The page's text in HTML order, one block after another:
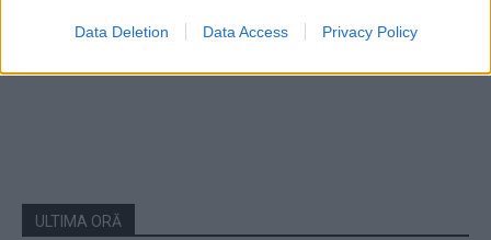
Data Deletion Data Access Privacy Policy
ULTIMA ORĂ